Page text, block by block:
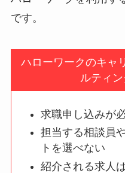
です。
ハローワークのキャ
ルティ
求職申し込みが
担当する相談員
トを選べない
紹介される求人